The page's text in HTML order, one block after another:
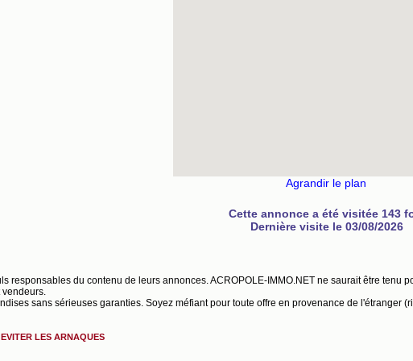
Agrandir le plan
Cette annonce a été visitée 143
Dernière visite le 03/08/2026
responsables du contenu de leurs annonces. ACROPOLE-IMMO.NET ne saurait être tenu
vendeurs.
sans sérieuses garanties. Soyez méfiant pour toute offre en provenance de l'étranger
LES ARNAQUES